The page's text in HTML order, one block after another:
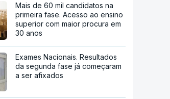
Mais de 60 mil candidatos na
primeira fase. Acesso ao ensino
superior com maior procura em
30 anos
Exames Nacionais. Resultados
da segunda fase já começaram
a ser afixados